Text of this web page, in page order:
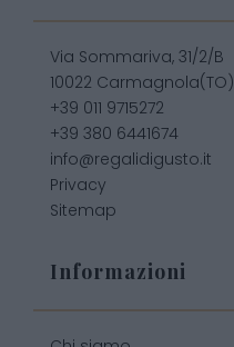
Via Sommariva, 31/2/B
10022 Carmagnola(TO)
+39 011 9715272
+39 380 6441674
info@regalidigusto.it
Privacy
Sitemap
Informazioni